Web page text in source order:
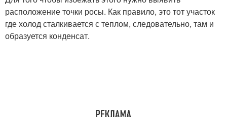
расположение точки росы. Как правило, это тот участок
где холод сталкивается с теплом, следовательно, там и
образуется конденсат.